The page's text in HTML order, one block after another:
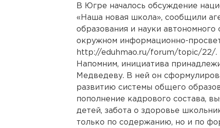
В Югре началось обсуждение
«Наша новая школа», сообщили
образования и науки автономного
окружном информационно-
http://eduhmao.ru/forum/topic/22/.
Напомним, инициатива
Медведеву. В ней он
развитию системы общего
пополнение кадрового состава,
детей, забота о здоровье
только по содержанию, но и по